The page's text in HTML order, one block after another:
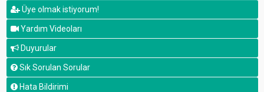
Üye olmak istiyorum!
Yardım Videoları
Duyurular
Sık Sorulan Sorular
Hata Bildirimi